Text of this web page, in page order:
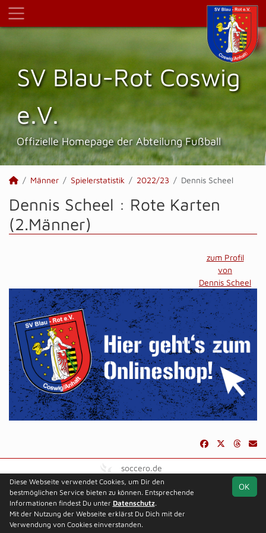
SV Blau-Rot Coswig
e.V.
Offizielle Homepage der Abteilung Fußball
Männer Spielerstatistik 2022/23 Dennis Scheel
Dennis Scheel : Rote Karten
(2.Männer)
zum Profil
von
Dennis Scheel
soccero.de
© 2006 - 2026
Besucherstatistik Kontakt Impressum Datenschutz
OK
Diese Webseite verwendet Cookies, um Dir den
bestmöglichen Service bieten zu können. Entsprechende
Informationen findest Du unter Datenschutz.
Mit der Nutzung der Webseite erklärst Du Dich mit der
Verwendung von Cookies einverstanden.